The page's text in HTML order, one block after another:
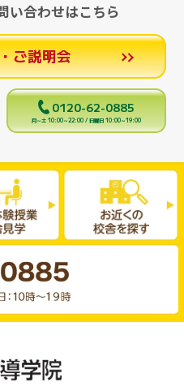
い合わせはこちら
ご説明会
0120-62-0885
月～土 10:00～22:00 / 日曜日 10:00～19:00